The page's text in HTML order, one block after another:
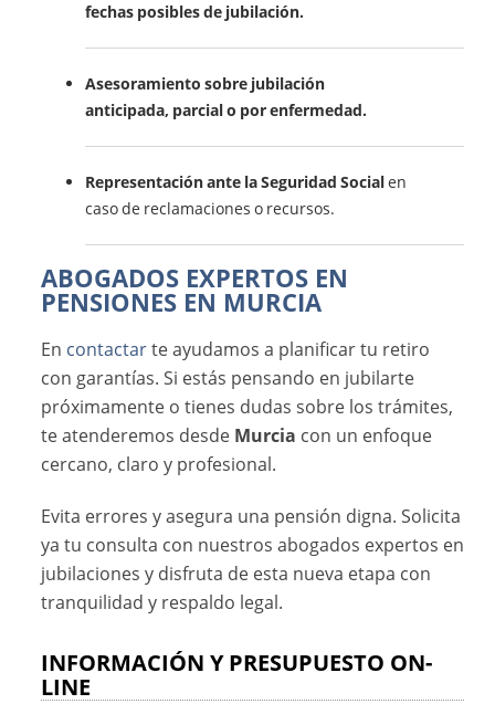
fechas posibles de jubilación.
Asesoramiento sobre jubilación
anticipada, parcial o por enfermedad.
Representación ante la Seguridad Socialen
caso de reclamaciones o recursos.
ABOGADOS EXPERTOS EN
PENSIONES EN MURCIA
En contactarte ayudamos a planificar tu retiro
con garantías. Si estás pensando en jubilarte
próximamente o tienes dudas sobre los trámites,
te atenderemos desde Murcia con un enfoque
cercano, claro y profesional.
Evita errores y asegura una pensión digna. Solicita
ya tu consulta con nuestros abogados expertos en
jubilaciones y disfruta de esta nueva etapa con
tranquilidad y respaldo legal.
INFORMACIÓN Y PRESUPUESTO ON-
LINE